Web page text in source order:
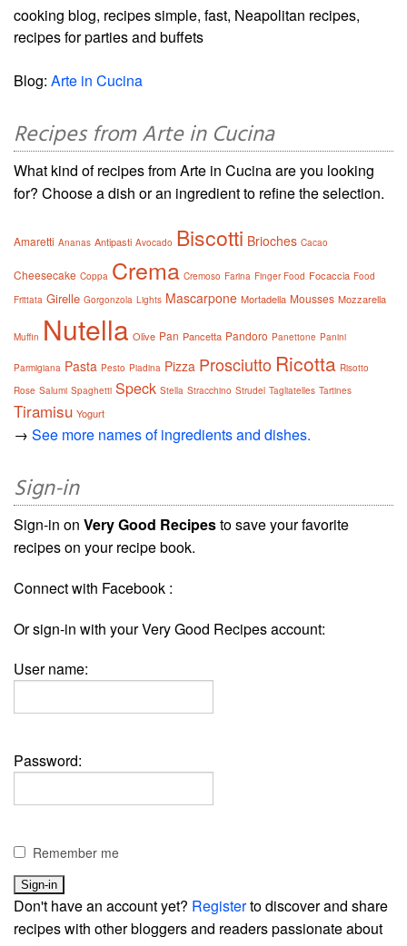
cooking blog, recipes simple, fast, Neapolitan recipes,
recipes for parties and buffets
Blog: Arte in Cucina
Recipes from Arte in Cucina
What kind of recipes from Arte in Cucina are you looking
for? Choose a dish or an ingredient to refine the selection.
Amaretti Ananas Antipasti Avocado Biscotti Brioches Cacao
Cheesecake Coppa Crema Cremoso Farina Finger Food Focaccia Food
Frittata Girelle Gorgonzola Lights Mascarpone Mortadella Mousses Mozzarella
Muffin Nutella Olive Pan Pancetta Pandoro Panettone Panini
Parmigiana Pasta Pesto Piadina Pizza Prosciutto Ricotta Risotto
Rose Salumi Spaghetti Speck Stella Stracchino Strudel Tagliatelles Tartines
Tiramisu Yogurt
→ See more names of ingredients and dishes.
Sign-in
Sign-in on Very Good Recipesto save your favorite
recipes on your recipe book.
Connect with Facebook :
Or sign-in with your Very Good Recipes account:
User name:
Password:
Remember me
Don't have an account yet? Registerto discover and share
recipes with other bloggers and readers passionate about